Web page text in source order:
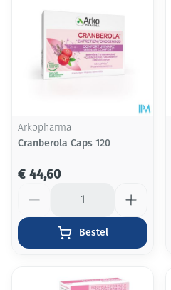
Arkopharma
Cranberola Caps 120
€ 44,60
Bestel